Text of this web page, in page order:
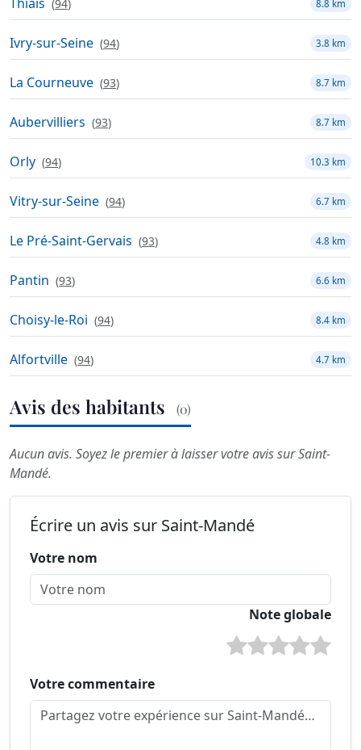
(94) 8.8 km
Ivry-sur-Seine (94) 3.8 km
La Courneuve (93) 8.7 km
Aubervilliers (93) 8.7 km
Orly (94) 10.3 km
Vitry-sur-Seine (94) 6.7 km
Le Pré-Saint-Gervais (93) 4.8 km
Pantin (93) 6.6 km
Choisy-le-Roi (94) 8.4 km
Alfortville (94) 4.7 km
Avis des habitants (0)
Aucun avis. Soyez le premier à laisser votre avis sur Saint-
Mandé.
Écrire un avis sur Saint-Mandé
Votre nom
Note globale
Votre commentaire